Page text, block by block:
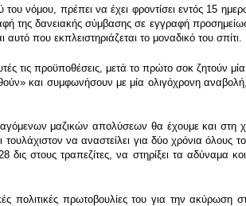
του νόμου, πρέπει να έχει φροντίσει εντός 15
δανειακής σύμβασης σε εγγραφή
που εκπλειστηριάζεται το μοναδικό του σπίτι.
τις προϋποθέσεις, μετά το πρώτο σοκ
και συμφωνήσουν με μία ολιγόχρονη
μαζικών απολύσεων θα έχουμε και
να αναστείλει για δύο χρόνια όλους
δις στους τραπεζίτες, να στηρίξει τα
πολιτικές πρωτοβουλίες του για την